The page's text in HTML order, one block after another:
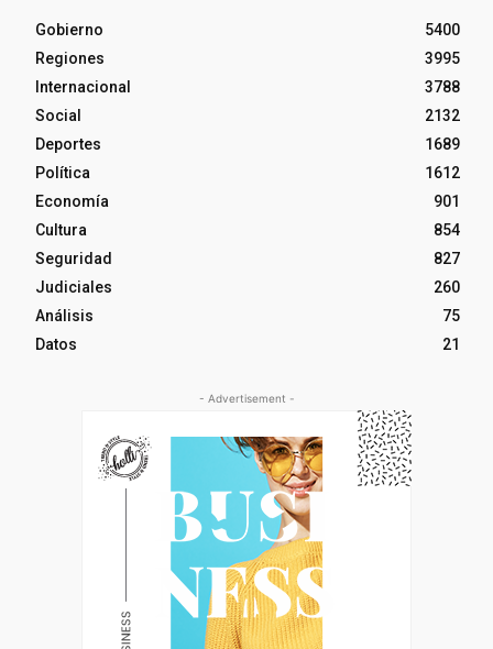
Gobierno
5400
Regiones
3995
Internacional
3788
Social
2132
Deportes
1689
Política
1612
Economía
901
Cultura
854
Seguridad
827
Judiciales
260
Análisis
75
Datos
21
- Advertisement -